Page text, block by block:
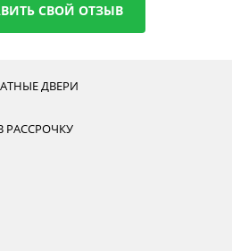
СВОЙ ОТЗЫВ
ДВЕРИ
РАССРОЧКУ